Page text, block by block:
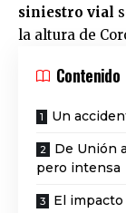
siniestro vial
la altura de
Contenido
Un
De Unión
pero intensa
El